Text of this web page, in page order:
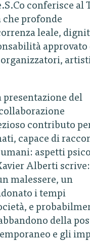
conferisce al
che profonde
leale,
approvato
presentazione del
contributo
capace di
aspetti
Alberti scrive:
malessere, un
i tempi
e
della
e gli